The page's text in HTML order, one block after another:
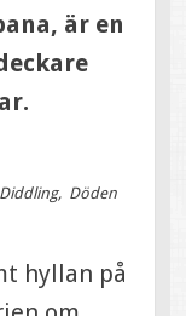
är en
Döden
hyllan på